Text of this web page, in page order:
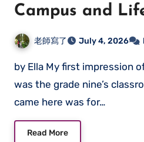
Campus and
老師寫了 July 4, 2026
by Ella My first impression of Zhuwei High School
was the grade nine’s
came here was for…
Read More